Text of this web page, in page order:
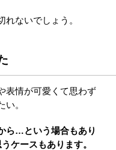
ないでしょう。
表情が可愛くて思わず
い。
ら…という場合もあり
ケースもあります。